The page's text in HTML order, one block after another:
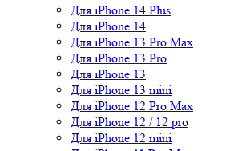
Для iPhone 14 Plus
Для iPhone 14
Для iPhone 13 Pro Max
Для iPhone 13 Pro
Для iPhone 13
Для iPhone 13 mini
Для iPhone 12 Pro Max
Для iPhone 12 / 12 pro
Для iPhone 12 mini